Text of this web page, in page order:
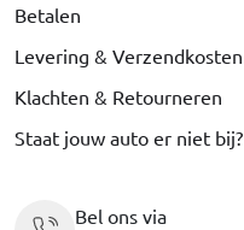
Betalen
Levering & Verzendkosten
Klachten & Retourneren
Staat jouw auto er niet bij?
Bel ons via